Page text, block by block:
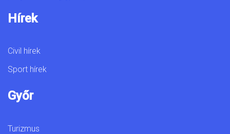
Hírek
Civil hírek
Sport hírek
Győr
Turizmus